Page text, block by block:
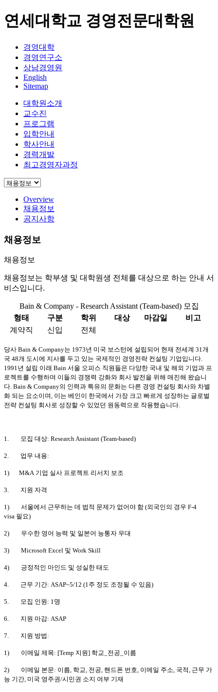
연세대학교 경영전문대학원
경영대학
경영연구소
상남경영원
English
Sitemap
대학원소개
교수진
프로그램
입학안내
학사안내
경력개발
최고경영자과정
Overview
채용정보
공지사항
채용정보
채용정보
채용정보는 학부생 및 대학원생 전체를 대상으로 하는 안내 서
비스입니다.
Bain & Company - Research Assistant (Team-based) 모집
형태
구분 학위 대상 마감일
비고
계약직
신입 전체
당사 Bain & Company는 1973년 미국 보스턴에 설립되어 현재 전세계 31개
국 48개 도시에 지사를 두고 있는 국제적인 경영전략 컨설팅 기업입니다.
1991년 설립 이래 Bain 서울 오피스 직원들은 다양한 국내 및 해외 기업과 프
로젝트를 수행하며 이들의 경쟁력 강화와 회사 발전을 위해 매진해 왔습니
다. Bain & Company의 인력과 특유의 문화는 다른 경영 컨설팅 회사와 차별
화 되는 요소이며, 이는 베인이 한국에서 가장 크고 빠르게 성장하는 글로벌
전략 컨설팅 회사로 성장할 수 있었던 원동력으로 작용했습니다.
1. 모집 대상: Research Assistant (Team-based)
2. 업무 내용:
1) M&A 기업 실사 프로젝트 리서치 보조
3. 지원 자격
1)
서울에서 근무하는 데 법적 문제가 없어야 함 (외국인의 경우 F-4
visa 필요)
2) 우수한 영어 능력 및 일본어 능통자 우대
3) Microsoft Excel 및 Work Skill
4) 긍정적인 마인드 및 성실한 태도
4. 근무 기간: ASAP~5/12 (1주 정도 조정될 수 있음)
5. 모집 인원: 1명
6. 지원 마감: ASAP
7. 지원 방법:
1) 이메일 제목: [Temp 지원] 학교_전공_이름
2)
이메일 본문: 이름, 학교, 전공, 핸드폰 번호, 이메일 주소, 국적, 근무 가
능 기간, 미국 영주권/시민권 소지 여부 기재